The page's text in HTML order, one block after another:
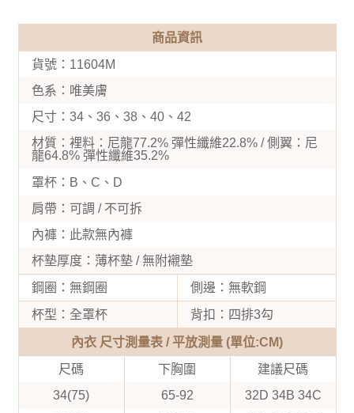
商品資訊
貨號：11604M
色系：唯美膚
尺寸：34、36、38、40、42
材質：裡料：尼龍77.2% 彈性纖維22.8% / 側翼：尼
龍64.8% 彈性纖維35.2%
罩杯：B、C、D
肩帶：可調 / 不可拆
內褲：此款無內褲
杯墊厚度：薄杯墊 / 無附襯墊
鋼圈：無鋼圈
側邊：無軟鋼
杯型：全罩杯
背扣：四排3勾
內衣 尺寸測量表 / 平放測量 (單位:CM)
尺碼
下胸圍
建議尺碼
34(75)
65-92
32D 34B 34C